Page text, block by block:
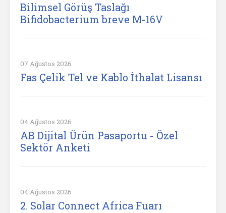
Bilimsel Görüş Taslağı
Bifidobacterium breve M-16V
07 Ağustos 2026
Fas Çelik Tel ve Kablo İthalat Lisansı
04 Ağustos 2026
AB Dijital Ürün Pasaportu - Özel
Sektör Anketi
04 Ağustos 2026
2. Solar Connect Africa Fuarı